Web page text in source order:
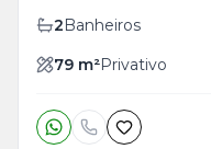
2Banheiros
79 m²Privativo